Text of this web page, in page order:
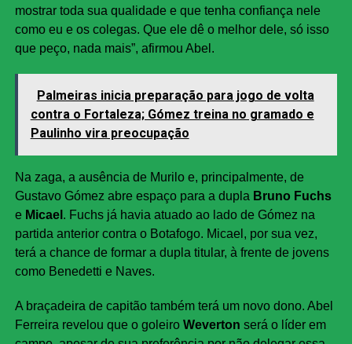
mostrar toda sua qualidade e que tenha confiança nele
como eu e os colegas. Que ele dê o melhor dele, só isso
que peço, nada mais”, afirmou Abel.
Palmeiras inicia preparação para jogo de volta
contra o Fortaleza; Gómez treina no gramado e
Paulinho vira preocupação
Na zaga, a ausência de Murilo e, principalmente, de
Gustavo Gómez abre espaço para a dupla Bruno Fuchs
e Micael . Fuchs já havia atuado ao lado de Gómez na
partida anterior contra o Botafogo. Micael, por sua vez,
terá a chance de formar a dupla titular, à frente de jovens
como Benedetti e Naves.
A braçadeira de capitão também terá um novo dono. Abel
Ferreira revelou que o goleiro Weverton será o líder em